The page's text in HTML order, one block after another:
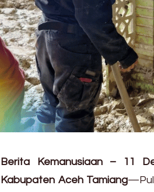
Berita Kemanusiaan – 11
Kabupaten Aceh Tamiang